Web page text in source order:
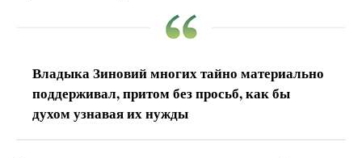
Владыка Зиновий многих тайно материально
поддерживал, притом без просьб, как бы
духом узнавая их нужды